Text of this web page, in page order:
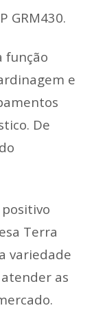
GRM430.
função
e
De
Terra
variedade
as